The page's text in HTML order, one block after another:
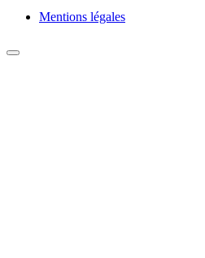
Mentions légales